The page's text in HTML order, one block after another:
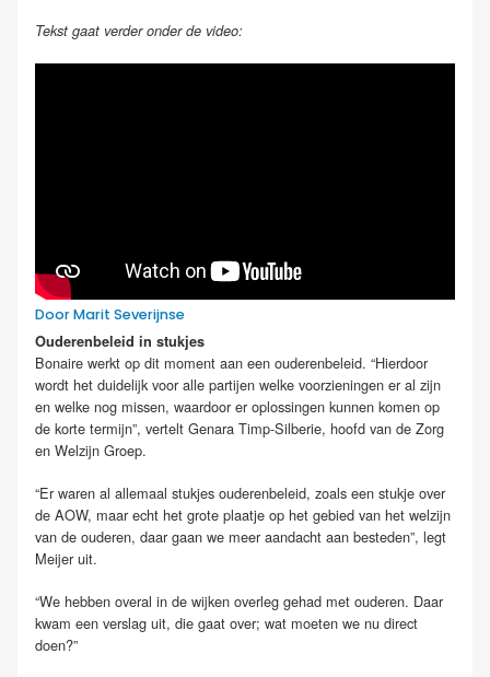
Tekst gaat verder onder de video:
Door Marit Severijnse
Ouderenbeleid in stukjes
Bonaire werkt op dit moment aan een ouderenbeleid. “Hierdoor
wordt het duidelijk voor alle partijen welke voorzieningen er al zijn
en welke nog missen, waardoor er oplossingen kunnen komen op
de korte termijn”, vertelt Genara Timp-Silberie, hoofd van de Zorg
en Welzijn Groep.
“Er waren al allemaal stukjes ouderenbeleid, zoals een stukje over
de AOW, maar echt het grote plaatje op het gebied van het welzijn
van de ouderen, daar gaan we meer aandacht aan besteden”, legt
Meijer uit.
“We hebben overal in de wijken overleg gehad met ouderen. Daar
kwam een verslag uit, die gaat over; wat moeten we nu direct
doen?”